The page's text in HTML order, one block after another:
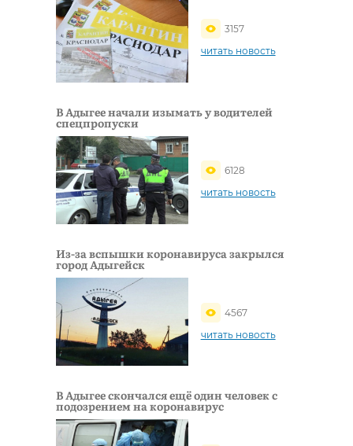
3157
читать новость
В Адыгее начали изымать у водителей
спецпропуски
6128
читать новость
Из-за вспышки коронавируса закрылся
город Адыгейск
4567
читать новость
В Адыгее скончался ещё один человек с
подозрением на коронавирус